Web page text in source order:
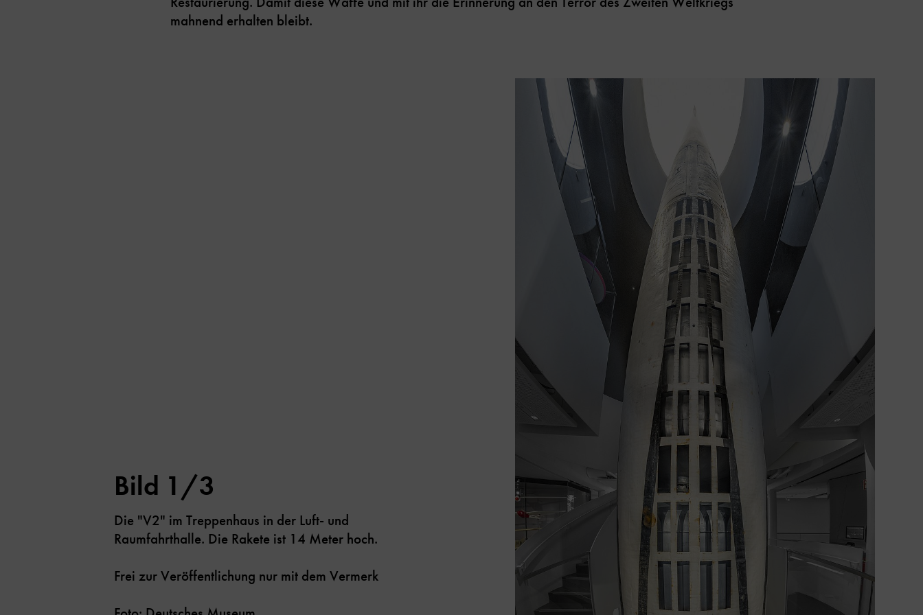
mahnend erhalten bleibt.
Bild 1/3
Die "V2" im Treppenhaus in der Luft- und
Raumfahrthalle. Die Rakete ist 14 Meter hoch.
Frei zur Veröffentlichung nur mit dem Vermerk